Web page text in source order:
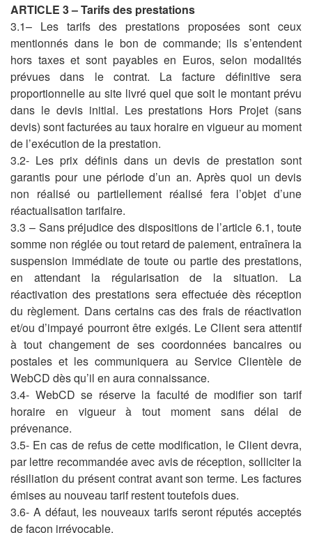
ARTICLE 3 – Tarifs des prestations
3.1– Les tarifs des prestations proposées sont ceux
mentionnés dans le bon de commande; ils s’entendent
hors taxes et sont payables en Euros, selon modalités
prévues dans le contrat. La facture définitive sera
proportionnelle au site livré quel que soit le montant prévu
dans le devis initial. Les prestations Hors Projet (sans
devis) sont facturées au taux horaire en vigueur au moment
de l’exécution de la prestation.
3.2- Les prix définis dans un devis de prestation sont
garantis pour une période d’un an. Après quoi un devis
non réalisé ou partiellement réalisé fera l’objet d’une
réactualisation tarifaire.
3.3 – Sans préjudice des dispositions de l’article 6.1, toute
somme non réglée ou tout retard de paiement, entraînera la
suspension immédiate de toute ou partie des prestations,
en attendant la régularisation de la situation. La
réactivation des prestations sera effectuée dès réception
du règlement. Dans certains cas des frais de réactivation
et/ou d’impayé pourront être exigés. Le Client sera attentif
à tout changement de ses coordonnées bancaires ou
postales et les communiquera au Service Clientèle de
WebCD dès qu’il en aura connaissance.
3.4- WebCD se réserve la faculté de modifier son tarif
horaire en vigueur à tout moment sans délai de
prévenance.
3.5- En cas de refus de cette modification, le Client devra,
par lettre recommandée avec avis de réception, solliciter la
résiliation du présent contrat avant son terme. Les factures
émises au nouveau tarif restent toutefois dues.
3.6- A défaut, les nouveaux tarifs seront réputés acceptés
de façon irrévocable.